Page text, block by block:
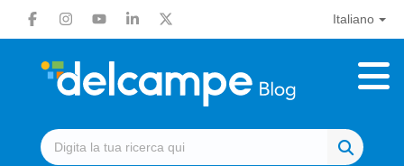
Italiano